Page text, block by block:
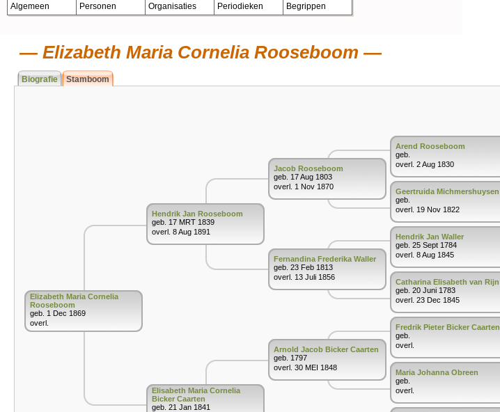
Algemeen Personen Organisaties Periodieken Begrippen
Elizabeth Maria Cornelia Rooseboom
Biografie Stamboom
Elizabeth Maria Cornelia
Rooseboom
geb. 1 Dec 1869
overl.
Hendrik Jan Rooseboom
geb. 17 MRT 1839
overl. 8 Aug 1891
Elisabeth Maria Cornelia
Bicker Caarten
geb. 21 Jan 1841
Jacob Rooseboom
geb. 17 Aug 1803
overl. 1 Nov 1870
Fernandina Frederika Waller
geb. 23 Feb 1813
overl. 13 Juli 1856
Arnold Jacob Bicker Caarten
geb. 1797
overl. 30 MEI 1848
Arend Rooseboom
geb.
overl. 2 Aug 1830
Geertruida Michmershuysen
geb.
overl. 19 Nov 1822
Hendrik Jan Waller
geb. 25 Sept 1784
overl. 8 Aug 1845
Catharina Elisabeth van Rijn
geb. 20 Juni 1783
overl. 23 Dec 1845
Fredrik Pieter Bicker Caarten
geb.
overl.
Maria Johanna Obreen
geb.
overl.